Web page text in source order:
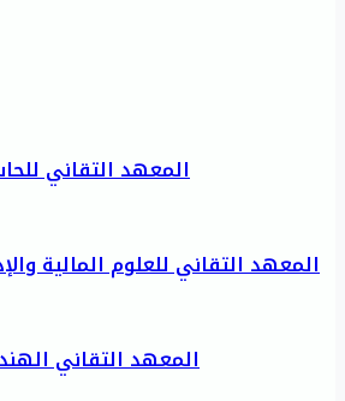
المعهد التقاني
المعهد التقاني للعلوم المالية
المعهد التقاني